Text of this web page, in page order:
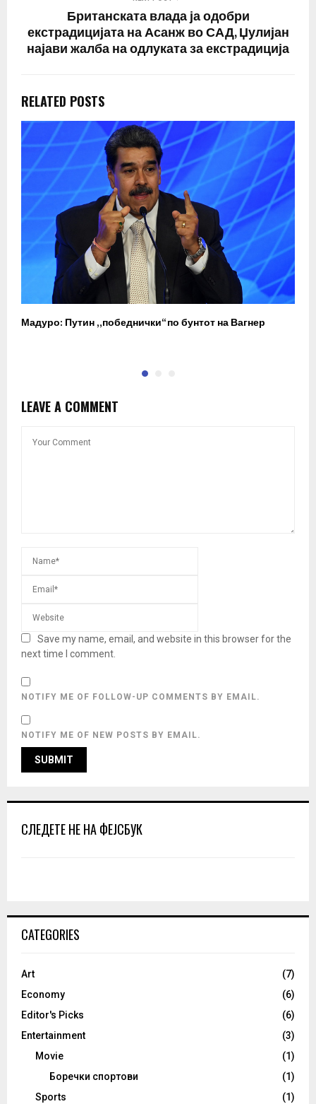
Британската влада ја одобри
екстрадицијата на Асанж во САД, Џулијан
најави жалба на одлуката за екстрадиција
RELATED POSTS
Мадуро: Путин „победнички“ по бунтот на Вагнер
LEAVE A COMMENT
Save my name, email, and website in this browser for the
next time I comment.
NOTIFY ME OF FOLLOW-UP COMMENTS BY EMAIL.
NOTIFY ME OF NEW POSTS BY EMAIL.
СЛЕДЕТЕ НЕ НА ФЕЈСБУК
CATEGORIES
Art
(7)
Economy
(6)
Editor's Picks
(6)
Entertainment
(3)
Movie
(1)
Боречки спортови
(1)
Sports
(1)